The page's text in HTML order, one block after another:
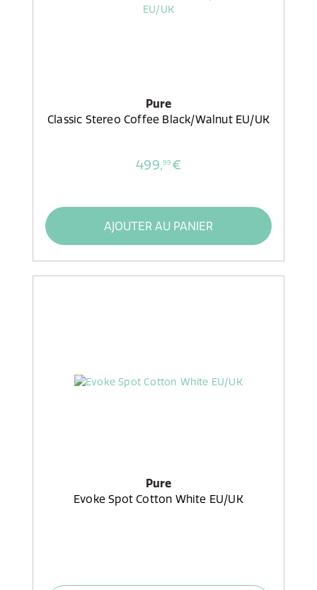
Pure
Classic Stereo Coffee Black/Walnut EU/UK
499,99 €
AJOUTER AU PANIER
Pure
Evoke Spot Cotton White EU/UK